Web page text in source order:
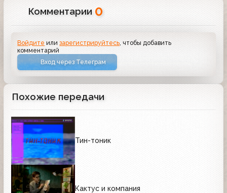
сотрудников телерадиокомпании,
основных тенденциях.
Комментарии 0
Войдите илизарегистрируйтесь , чтобы добавить
комментарий
Вход через Телеграм
Похожие передачи
Тин-тоник
Кактус и компания